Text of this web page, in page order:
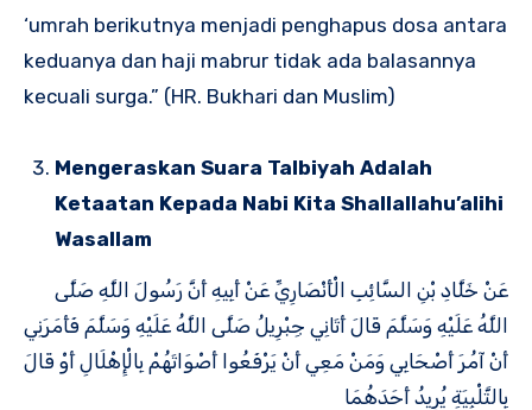
‘umrah berikutnya menjadi penghapus dosa antara
keduanya dan haji mabrur tidak ada balasannya
kecuali surga.” (HR. Bukhari dan Muslim)
Mengeraskan Suara Talbiyah Adalah
Ketaatan Kepada Nabi Kita Shallallahu’alihi
Wasallam
عَنْ خَلَّادِ بْنِ السَّائِبِ الْأَنْصَارِيِّ عَنْ أَبِيهِ أَنَّ رَسُولَ اللَّهِ صَلَّى
اللَّهُ عَلَيْهِ وَسَلَّمَ قَالَ أَتَانِي جِبْرِيلُ صَلَّى اللَّهُ عَلَيْهِ وَسَلَّمَ فَأَمَرَنِي
أَنْ آمُرَ أَصْحَابِي وَمَنْ مَعِي أَنْ يَرْفَعُوا أَصْوَاتَهُمْ بِالْإِهْلَالِ أَوْ قَالَ
بِالتَّلْبِيَةِ يُرِيدُ أَحَدَهُمَا